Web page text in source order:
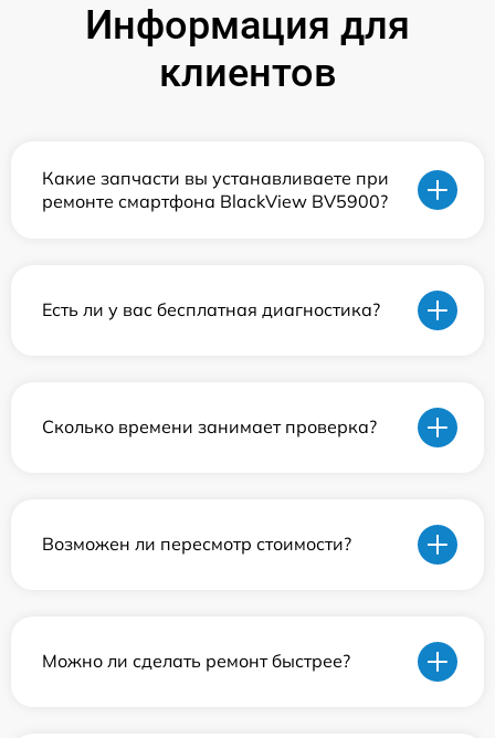
Информация для
клиентов
Какие запчасти вы устанавливаете при
ремонте смартфона BlackView BV5900?
Есть ли у вас бесплатная диагностика?
Сколько времени занимает проверка?
Возможен ли пересмотр стоимости?
Можно ли сделать ремонт быстрее?